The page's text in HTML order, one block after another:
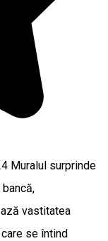
Muralul surprinde
vastitatea
se întind